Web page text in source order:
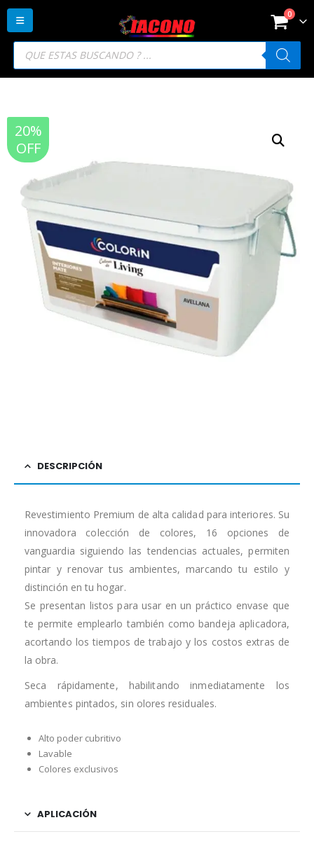
Búsqueda
productos
0
20%
OFF
DESCRIPCIÓN
Revestimiento Premium de alta calidad para interiores. Su
innovadora colección de colores, 16 opciones de
vanguardia siguiendo las tendencias actuales, permiten
pintar y renovar tus ambientes, marcando tu estilo y
distinción en tu hogar.
Se presentan listos para usar en un práctico envase que
te permite emplearlo también como bandeja aplicadora,
acortando los tiempos de trabajo y los costos extras de
la obra.
Seca rápidamente, habilitando inmediatamente los
ambientes pintados, sin olores residuales.
Alto poder cubritivo
Lavable
Colores exclusivos
APLICACIÓN